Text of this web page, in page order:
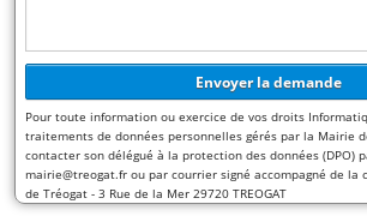
Pour toute information ou exercice de vos droits
traitements de données personnelles gérés par la Mairie
contacter son délégué à la protection des données (DPO)
mairie@treogat.fr ou par courrier signé accompagné de la
de Tréogat - 3 Rue de la Mer 29720 TREOGAT